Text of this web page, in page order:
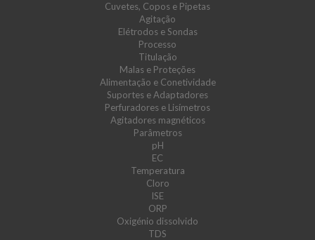
Cuvetes, Copos e Pipetas
Agitação
Elétrodos e Sondas
Processo
Titulação
Malas e Proteções
Alimentação e Conetividade
Suportes e Adaptadores
Perfuradores e Lisímetros
Agitadores magnéticos
Parâmetros
pH
EC
Temperatura
Cloro
ISE
ORP
Oxigénio dissolvido
TDS